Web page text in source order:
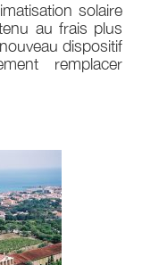
solaire
au frais plus
dispositif
remplacer